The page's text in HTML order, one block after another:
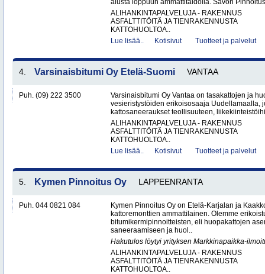
alusta loppuun ammattitaidolla. Savon
ALIHANKINTAPALVELUJA - RAKENNUS
ASFALTTITÖITÄ JA TIENRAKENNUSTA
KATTOHUOLTOA..
Lue lisää..
Kotisivut Tuotteet ja palvelut
4. Varsinaisbitumi Oy Etelä-Suomi VANTAA
Puh. (09) 222 3500
Varsinaisbitumi Oy Vantaa on tasakattojen ja
vesieristystöiden erikoisosaaja Uudellamaalla,
kattosaneeraukset teollisuuteen,
ALIHANKINTAPALVELUJA - RAKENNUS
ASFALTTITÖITÄ JA TIENRAKENNUSTA
KATTOHUOLTOA..
Lue lisää..
Kotisivut Tuotteet ja palvelut
5. Kymen Pinnoitus Oy LAPPEENRANTA
Puh. 044 0821 084
Kymen Pinnoitus Oy on Etelä-Karjalan ja
kattoremonttien ammattilainen. Olemme
bitumikermipinnoitteisten, eli huopakattojen
saneeraamiseen ja huol..
Hakutulos löytyi yrityksen Markkinapaikka-
ALIHANKINTAPALVELUJA - RAKENNUS
ASFALTTITÖITÄ JA TIENRAKENNUSTA
KATTOHUOLTOA..